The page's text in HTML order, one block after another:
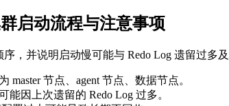
启动流程与注意事项
，并说明启动慢可能与 Redo Log 遗留过多
master 节点、agent 节点、数据节点。
能因上次遗留的 Redo Log 过多。